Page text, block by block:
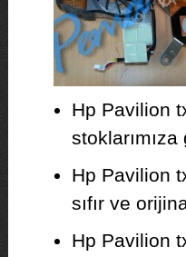
Hp Pavilion
Hp Pavilion
sıfır ve
Hp Pavilion